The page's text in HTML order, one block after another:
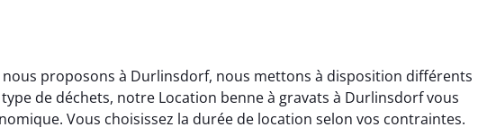
nous proposons à Durlinsdorf, nous mettons à disposition différents
de déchets, notre Location benne à gravats à Durlinsdorf vous
Vous choisissez la durée de location selon vos contraintes.